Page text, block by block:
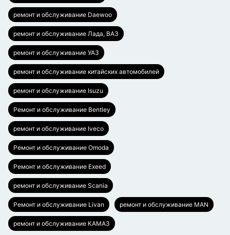
ремонт и обслуживание Daewoo
ремонт и обслуживание Лада, ВАЗ
ремонт и обслуживание УАЗ
ремонт и обслуживание китайских автомобилей
ремонт и обслуживание Isuzu
Ремонт и обслуживание Bentley
ремонт и обслуживание Iveco
Ремонт и обслуживание Omoda
Ремонт и обслуживание Exeed
ремонт и обслуживание Scania
Ремонт и обслуживание Livan ремонт и обслуживание MAN
ремонт и обслуживание КАМАЗ